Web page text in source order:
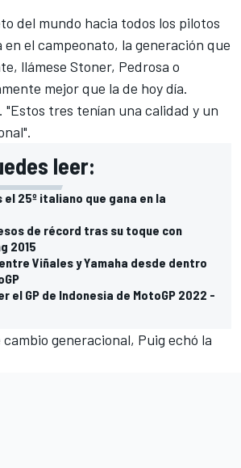
del mundo hacia todos los pilotos
en el campeonato, la generación que
llámese Stoner, Pedrosa o
mejor que la de hoy día.
"Estos tres tenían una calidad y un
leer:
el 25º italiano que gana en la
de récord tras su toque con
2015
Viñales y Yamaha desde dentro
el GP de Indonesia de MotoGP 2022 -
generacional, Puig echó la